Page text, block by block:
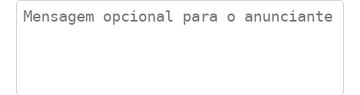
contact_message